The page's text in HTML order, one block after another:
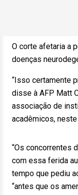
O corte afetaria a
doenças
“Isso certamente
disse à AFP Matt
associação de
acadêmicos,
“Os concorrentes
com essa ferida
tempo que pediu
“antes que os